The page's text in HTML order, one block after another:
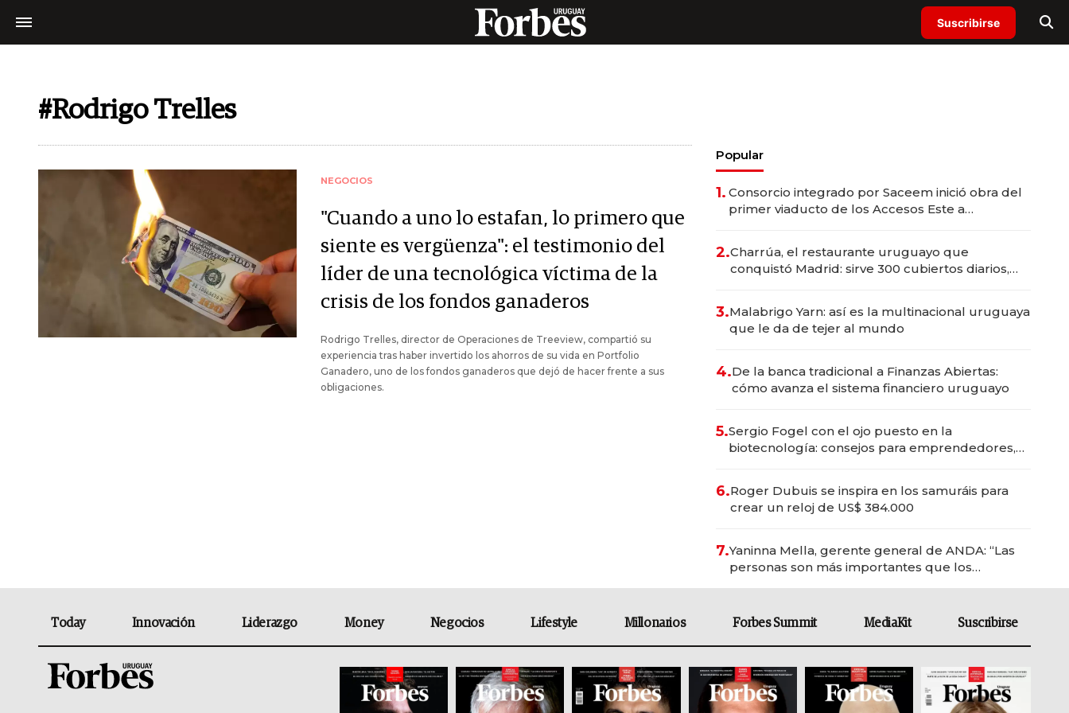
Suscribirse
#Rodrigo Trelles
NEGOCIOS
"Cuando a uno lo estafan, lo primero que
siente es vergüenza": el testimonio del
líder de una tecnológica víctima de la
crisis de los fondos ganaderos
Rodrigo Trelles, director de Operaciones de Treeview, compartió su
experiencia tras haber invertido los ahorros de su vida en Portfolio
Ganadero, uno de los fondos ganaderos que dejó de hacer frente a sus
obligaciones.
Popular
1. Consorcio integrado por Saceem inició obra del
primer viaducto de los Accesos Este a
2.Charrúa, el restaurante uruguayo que
conquistó Madrid: sirve 300 cubiertos diarios,
3.Malabrigo Yarn: así es la multinacional uruguaya
que le da de tejer al mundo
4.De la banca tradicional a Finanzas Abiertas:
cómo avanza el sistema financiero uruguayo
5.Sergio Fogel con el ojo puesto en la
biotecnología: consejos para emprendedores,
6.Roger Dubuis se inspira en los samuráis para
crear un reloj de US$ 384.000
7.Yaninna Mella, gerente general de ANDA: “Las
personas son más importantes que los
Today Innovación Liderazgo Money Negocios Lifestyle Millonarios Forbes Summit MediaKit Suscribirse